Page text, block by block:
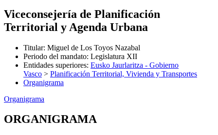
Viceconsejería de Planificación
Territorial y Agenda Urbana
Titular: Miguel de Los Toyos Nazabal
Periodo del mandato: Legislatura XII
Entidades superiores: Eusko Jaurlaritza - Gobierno
Vasco > Planificación Territorial, Vivienda y Transportes
Organigrama
Organigrama
ORGANIGRAMA